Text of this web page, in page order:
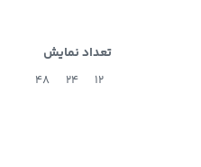
تعداد نمایش
12
24
48